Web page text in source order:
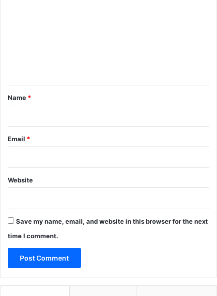
*
Name *
Email *
Website
Save my name, email, and website in this browser for the next
time I comment.